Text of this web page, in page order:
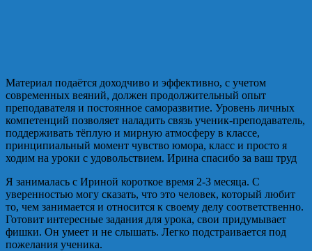
Материал подаётся доходчиво и эффективно, с учетом
современных веяний, должен продолжительный опыт
преподавателя и постоянное саморазвитие. Уровень личных
компетенций позволяет наладить связь ученик-преподаватель,
поддерживать тёплую и мирную атмосферу в классе,
принципиальный момент чувство юмора, класс и просто я
ходим на уроки с удовольствием. Ирина спасибо за ваш труд
Я занималась с Ириной короткое время 2-3 месяца. С
уверенностью могу сказать, что это человек, который любит
то, чем занимается и относится к своему делу соответственно.
Готовит интересные задания для урока, свои придумывает
фишки. Он умеет и не слышать. Легко подстраивается под
пожелания ученика.